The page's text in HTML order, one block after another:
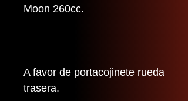
Moon 260cc.
A favor de portacojinete rueda
trasera.